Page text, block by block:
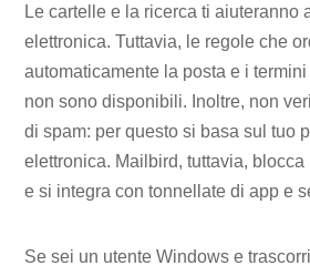
Le cartelle e la ricerca ti aiuteranno
elettronica. Tuttavia, le regole che
automaticamente la posta e i
non sono disponibili. Inoltre, non
di spam: per questo si basa sul tuo
elettronica. Mailbird, tuttavia,
e si integra con tonnellate di app e
Se sei un utente Windows e